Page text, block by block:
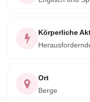
Körperliche
Ort
Berge